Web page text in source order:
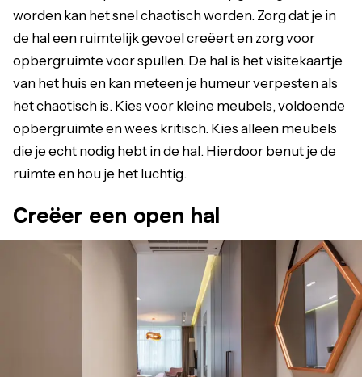
worden kan het snel chaotisch worden. Zorg dat je in
de hal een ruimtelijk gevoel creëert en zorg voor
opbergruimte voor spullen. De hal is het visitekaartje
van het huis en kan meteen je humeur verpesten als
het chaotisch is. Kies voor kleine meubels, voldoende
opbergruimte en wees kritisch. Kies alleen meubels
die je echt nodig hebt in de hal. Hierdoor benut je de
ruimte en hou je het luchtig.
Creëer een open hal